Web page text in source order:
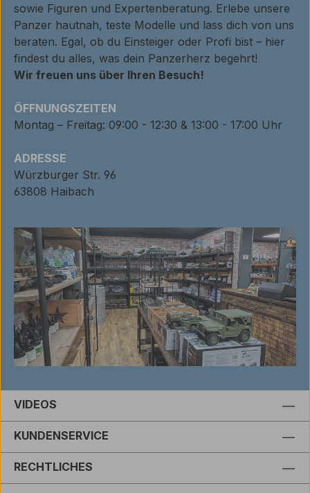
sowie Figuren und Expertenberatung. Erlebe unsere
Panzer hautnah, teste Modelle und lass dich von uns
beraten. Egal, ob du Einsteiger oder Profi bist – hier
findest du alles, was dein Panzerherz begehrt!
Wir freuen uns über Ihren Besuch!
ÖFFNUNGSZEITEN
Montag – Freitag: 09:00 - 12:30 & 13:00 - 17:00 Uhr
ADRESSE
Würzburger Str. 96
63808 Haibach
VIDEOS
KUNDENSERVICE
RECHTLICHES